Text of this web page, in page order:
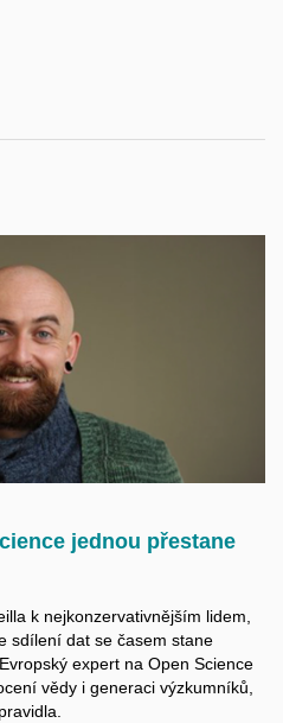
jednou přestane
k nejkonzervativnějším lidem,
sdílení dat se časem stane
expert na Open Science
vědy i generaci výzkumníků,